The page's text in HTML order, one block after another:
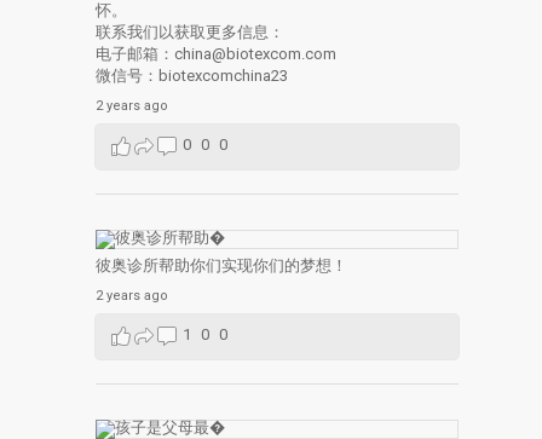
怀。
联系我们以获取更多信息：
电子邮箱：china@biotexcom.com
微信号：biotexcomchina23
2 years ago
0 0 0
彼奥诊所帮助你们实现你们的梦想！
2 years ago
1 0 0